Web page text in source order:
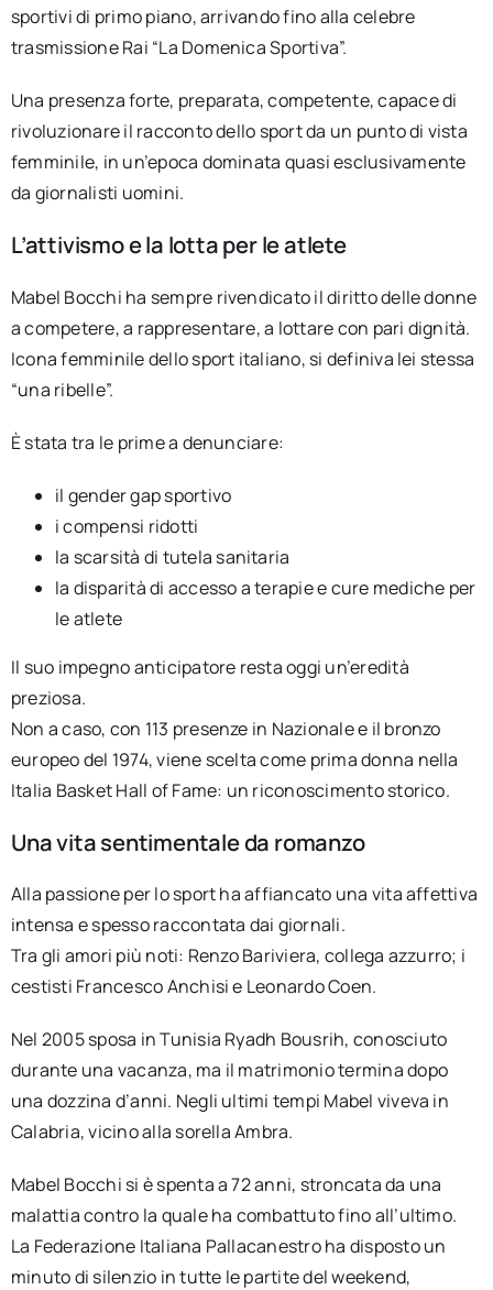
sportivi di primo piano, arrivando fino alla celebre
trasmissione Rai “La Domenica Sportiva”.
Una presenza forte, preparata, competente, capace di
rivoluzionare il racconto dello sport da un punto di vista
femminile, in un’epoca dominata quasi esclusivamente
da giornalisti uomini.
L’attivismo e la lotta per le atlete
Mabel Bocchi ha sempre rivendicato il diritto delle donne
a competere, a rappresentare, a lottare con pari dignità.
Icona femminile dello sport italiano, si definiva lei stessa
“una ribelle”.
È stata tra le prime a denunciare:
il gender gap sportivo
i compensi ridotti
la scarsità di tutela sanitaria
la disparità di accesso a terapie e cure mediche per
le atlete
Il suo impegno anticipatore resta oggi un’eredità
preziosa.
Non a caso, con 113 presenze in Nazionale e il bronzo
europeo del 1974, viene scelta come prima donna nella
Italia Basket Hall of Fame: un riconoscimento storico.
Una vita sentimentale da romanzo
Alla passione per lo sport ha affiancato una vita affettiva
intensa e spesso raccontata dai giornali.
Tra gli amori più noti: Renzo Bariviera, collega azzurro; i
cestisti Francesco Anchisi e Leonardo Coen.
Nel 2005 sposa in Tunisia Ryadh Bousrih, conosciuto
durante una vacanza, ma il matrimonio termina dopo
una dozzina d’anni. Negli ultimi tempi Mabel viveva in
Calabria, vicino alla sorella Ambra.
Mabel Bocchi si è spenta a 72 anni, stroncata da una
malattia contro la quale ha combattuto fino all’ultimo.
La Federazione Italiana Pallacanestro ha disposto un
minuto di silenzio in tutte le partite del weekend,